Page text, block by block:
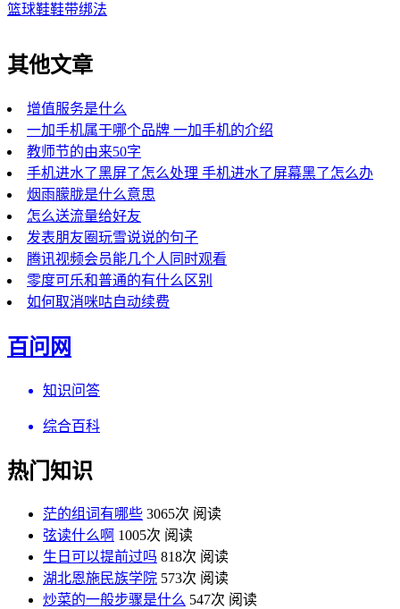
篮球鞋鞋带绑法
其他文章
增值服务是什么
一加手机属于哪个品牌 一加手机的介绍
教师节的由来50字
手机进水了黑屏了怎么处理 手机进水了屏幕黑了怎么办
烟雨朦胧是什么意思
怎么送流量给好友
发表朋友圈玩雪说说的句子
腾讯视频会员能几个人同时观看
零度可乐和普通的有什么区别
如何取消咪咕自动续费
百问网
知识问答
综合百科
热门知识
茫的组词有哪些 3065次 阅读
弦读什么啊 1005次 阅读
生日可以提前过吗 818次 阅读
湖北恩施民族学院 573次 阅读
炒菜的一般步骤是什么 547次 阅读